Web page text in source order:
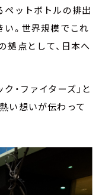
ペットボトルの排出
い。世界規模でこれ
拠点として、日本へ
・ファイターズ」と
い想いが伝わって